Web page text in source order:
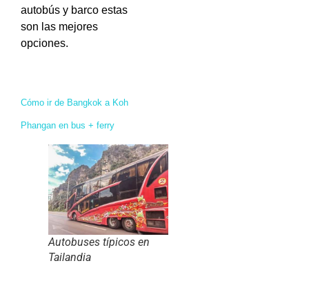
autobús y barco estas
son las mejores
opciones.
Cómo ir de Bangkok a Koh
Phangan en bus + ferry
Autobuses típicos en
Tailandia